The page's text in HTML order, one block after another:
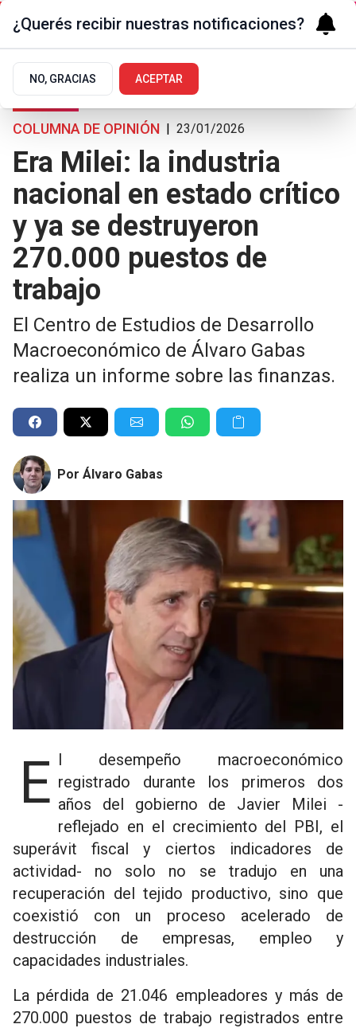
Opiniones
COLUMNA DE OPINIÓN | 23/01/2026
Era Milei: la industria
nacional en estado crítico
y ya se destruyeron
270.000 puestos de
trabajo
El Centro de Estudios de Desarrollo
Macroeconómico de Álvaro Gabas
realiza un informe sobre las finanzas.
Por Álvaro Gabas
El desempeño macroeconómico registrado durante los primeros dos
años del gobierno de Javier Milei -
reflejado en el crecimiento del PBI, el
superávit fiscal y ciertos indicadores de
actividad- no solo no se tradujo en una
recuperación del tejido productivo, sino que
coexistió con un proceso acelerado de
destrucción de empresas, empleo y
capacidades industriales.
La pérdida de 21.046 empleadores y más de
270.000 puestos de trabajo registrados entre
¿Querés recibir nuestras notificaciones?
NO, GRACIAS ACEPTAR